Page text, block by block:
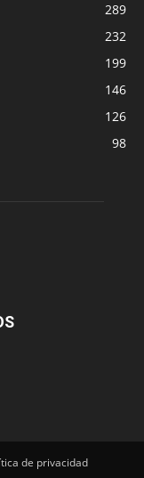
289
232
199
146
126
98
de privacidad